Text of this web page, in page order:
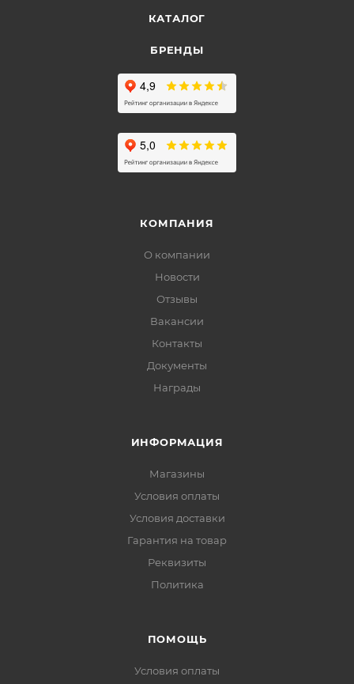
КАТАЛОГ
БРЕНДЫ
КОМПАНИЯ
О компании
Новости
Отзывы
Вакансии
Контакты
Документы
Награды
ИНФОРМАЦИЯ
Магазины
Условия оплаты
Условия доставки
Гарантия на товар
Реквизиты
Политика
ПОМОЩЬ
Условия оплаты